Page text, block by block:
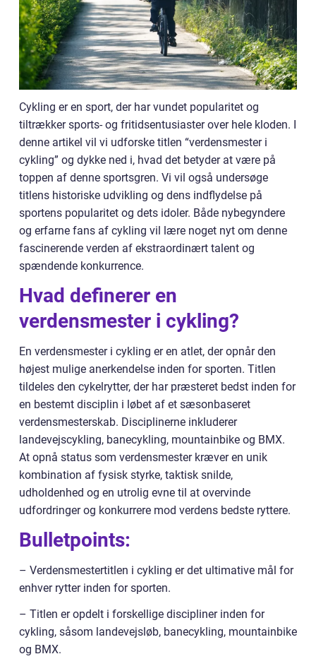
Cykling er en sport, der har vundet popularitet og
tiltrækker sports- og fritidsentusiaster over hele kloden. I
denne artikel vil vi udforske titlen “verdensmester i
cykling” og dykke ned i, hvad det betyder at være på
toppen af denne sportsgren. Vi vil også undersøge
titlens historiske udvikling og dens indflydelse på
sportens popularitet og dets idoler. Både nybegyndere
og erfarne fans af cykling vil lære noget nyt om denne
fascinerende verden af ekstraordinært talent og
spændende konkurrence.
Hvad definerer en
verdensmester i cykling?
En verdensmester i cykling er en atlet, der opnår den
højest mulige anerkendelse inden for sporten. Titlen
tildeles den cykelrytter, der har præsteret bedst inden for
en bestemt disciplin i løbet af et sæsonbaseret
verdensmesterskab. Disciplinerne inkluderer
landevejscykling, banecykling, mountainbike og BMX.
At opnå status som verdensmester kræver en unik
kombination af fysisk styrke, taktisk snilde,
udholdenhed og en utrolig evne til at overvinde
udfordringer og konkurrere mod verdens bedste ryttere.
Bulletpoints:
– Verdensmestertitlen i cykling er det ultimative mål for
enhver rytter inden for sporten.
– Titlen er opdelt i forskellige discipliner inden for
cykling, såsom landevejsløb, banecykling, mountainbike
og BMX.